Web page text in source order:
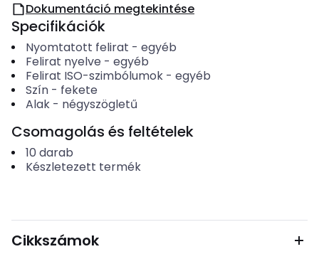
Dokumentáció megtekintése
Specifikációk
Nyomtatott felirat - egyéb
Felirat nyelve - egyéb
Felirat ISO-szimbólumok- egyéb
Szín- fekete
Alak- négyszögletű
Csomagolás és feltételek
10 darab
Készletezett termék
Cikkszámok